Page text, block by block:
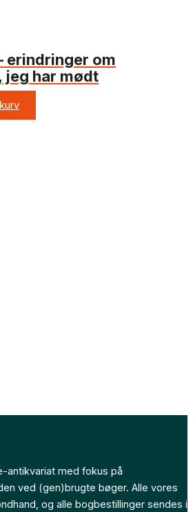
erindringer om
jeg har mødt
antikvariat med fokus på
ved (gen)brugte bøger. Alle vores
og alle bogbestillinger sendes i